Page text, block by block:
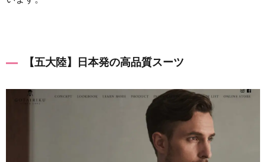
【五大陸】日本発の高品質スーツ